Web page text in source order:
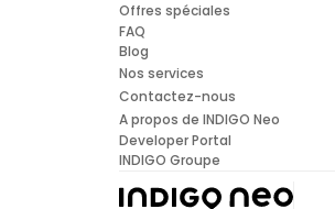
Offres spéciales
FAQ
Blog
Nos services
Contactez-nous
A propos de INDIGO Neo
Developer Portal
INDIGO Groupe